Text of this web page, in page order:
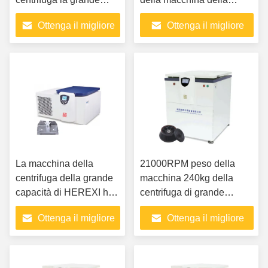
capacità a bassa
velocità refrigerata
Ottenga il migliore
centrifuga di grande
capacità di AC220V 50Hz
Ottenga il migliore
La macchina della
centrifuga della grande
capacità di HEREXI ha
refrigerato la centrifuga
a bassa velocità da
tavolo
Ottenga il migliore
21000RPM peso della
macchina 240kg della
centrifuga di grande
capacità con il motore a
corrente alternata
Ottenga il migliore